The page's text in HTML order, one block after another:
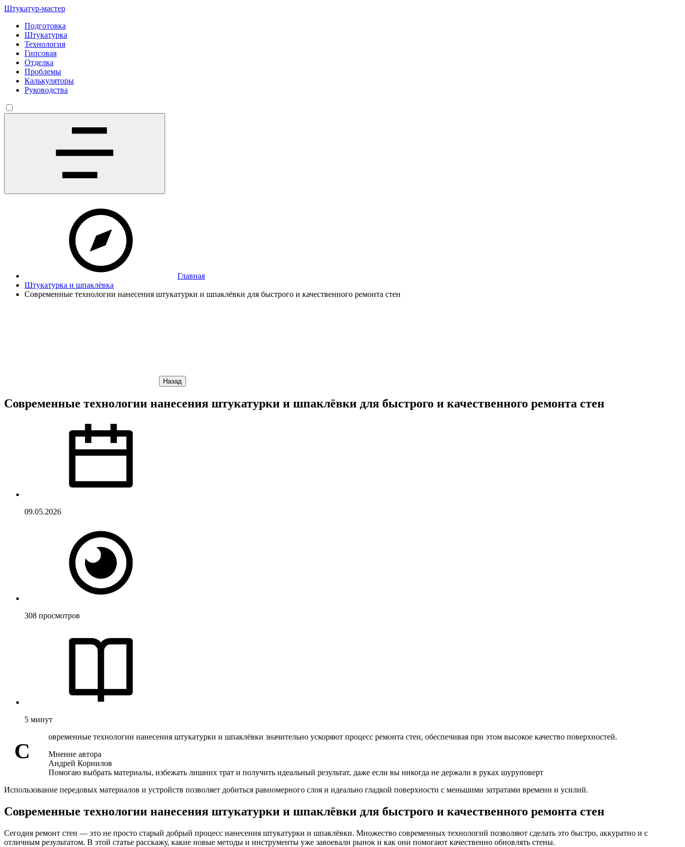
Штукатур-мастер
Подготовка
Штукатурка
Технология
Гипсовая
Отделка
Проблемы
Калькуляторы
Руководства
Главная
Штукатурка и шпаклёвка
Современные технологии нанесения штукатурки и шпаклёвки для быстрого и качественного ремонта стен
Назад
Современные технологии нанесения штукатурки и шпаклёвки для быстрого и качественного ремонта стен
09.05.2026
308 просмотров
5 минут
С
овременные технологии нанесения штукатурки и шпаклёвки значительно ускоряют процесс ремонта стен, обеспечивая при этом высокое качество поверхностей.
Мнение автора
Андрей Корнилов
Помогаю выбрать материалы, избежать лишних трат и получить идеальный результат, даже если вы никогда не держали в руках шуруповерт
Использование передовых материалов и устройств позволяет добиться равномерного слоя и идеально гладкой поверхности с меньшими затратами времени и усилий.
Современные технологии нанесения штукатурки и шпаклёвки для быстрого и качественного ремонта стен
Сегодня ремонт стен — это не просто старый добрый процесс нанесения штукатурки и шпаклёвки. Множество современных технологий позволяют сделать это быстро, аккуратно и с
отличным результатом. В этой статье расскажу, какие новые методы и инструменты уже завоевали рынок и как они помогают качественно обновлять стены.